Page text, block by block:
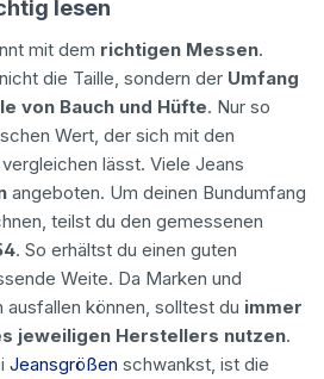
lesen
mit dem richtigen Messen.
die Taille, sondern der Umfang
von Bauch und Hüfte. Nur so
Wert, der sich mit den
lässt. Viele Jeans
angeboten. Um deinen Bundumfang
teilst du den gemessenen
. So erhältst du einen guten
Weite. Da Marken und
können, solltest du immer
jeweiligen Herstellers nutzen.
Jeansgrößen schwankst, ist die